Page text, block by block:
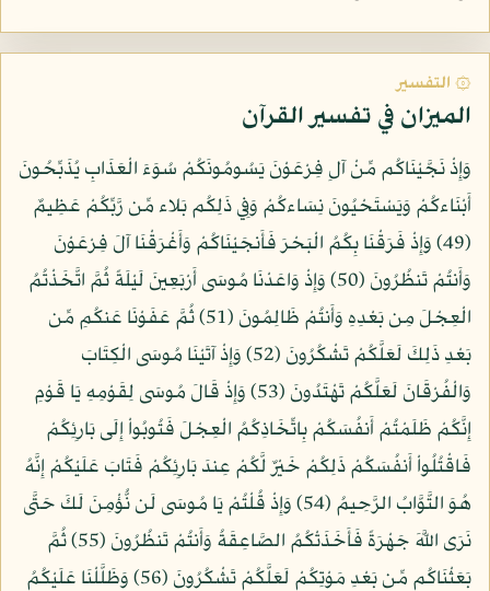
۞ التفسير
الميزان في تفسير القرآن
وَإِذْ نَجَّيْنَاكُم مِّنْ آلِ فِرْعَوْنَ يَسُومُونَكُمْ سُوَءَ الْعَذَابِ يُذَبِّحُونَ
أَبْنَاءكُمْ وَيَسْتَحْيُونَ نِسَاءكُمْ وَفِي ذَلِكُم بَلاء مِّن رَّبِّكُمْ عَظِيمٌ
(49) وَإِذْ فَرَقْنَا بِكُمُ الْبَحْرَ فَأَنجَيْنَاكُمْ وَأَغْرَقْنَا آلَ فِرْعَوْنَ
وَأَنتُمْ تَنظُرُونَ (50) وَإِذْ وَاعَدْنَا مُوسَى أَرْبَعِينَ لَيْلَةً ثُمَّ اتَّخَذْتُمُ
الْعِجْلَ مِن بَعْدِهِ وَأَنتُمْ ظَالِمُونَ (51) ثُمَّ عَفَوْنَا عَنكُمِ مِّن
بَعْدِ ذَلِكَ لَعَلَّكُمْ تَشْكُرُونَ (52) وَإِذْ آتَيْنَا مُوسَى الْكِتَابَ
وَالْفُرْقَانَ لَعَلَّكُمْ تَهْتَدُونَ (53) وَإِذْ قَالَ مُوسَى لِقَوْمِهِ يَا قَوْمِ
إِنَّكُمْ ظَلَمْتُمْ أَنفُسَكُمْ بِاتِّخَاذِكُمُ الْعِجْلَ فَتُوبُواْ إِلَى بَارِئِكُمْ
فَاقْتُلُواْ أَنفُسَكُمْ ذَلِكُمْ خَيْرٌ لَّكُمْ عِندَ بَارِئِكُمْ فَتَابَ عَلَيْكُمْ إِنَّهُ
هُوَ التَّوَّابُ الرَّحِيمُ (54) وَإِذْ قُلْتُمْ يَا مُوسَى لَن نُّؤْمِنَ لَكَ حَتَّى
نَرَى اللَّهَ جَهْرَةً فَأَخَذَتْكُمُ الصَّاعِقَةُ وَأَنتُمْ تَنظُرُونَ (55) ثُمَّ
بَعَثْنَاكُم مِّن بَعْدِ مَوْتِكُمْ لَعَلَّكُمْ تَشْكُرُونَ (56) وَظَلَّلْنَا عَلَيْكُمُ